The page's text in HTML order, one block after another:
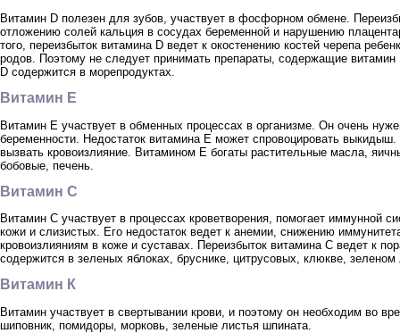
Витамин D полезен для зубов, участвует в фосфорном обмене.
отложению солей кальция в сосудах беременной и нарушению
того, переизбыток витамина D ведет к окостенению костей черепа
родов. Поэтому не следует принимать препараты, содержащие витамин
D содержится в морепродуктах.
Витамин Е
Витамин Е участвует в обменных процессах в организме. Он очень
беременности. Недостаток витамина Е может спровоцировать
вызвать кровоизлияние. Витамином Е богаты растительные масла,
бобовые, печень.
Витамин С
Витамин С участвует в процессах кроветворения, помогает иммунной
кожи и слизистых. Его недостаток ведет к анемии, снижению
кровоизлияниям в коже и суставах. Переизбыток витамина С ведет к
содержится в зеленых яблоках, бруснике, цитрусовых, клюкве,
Витамин К
Витамин участвует в свертывании крови, и поэтому он необходим во
шиповник, помидоры, морковь, зеленые листья шпината.